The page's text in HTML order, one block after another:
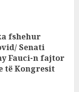
fshehur
Senati
Fauci-n fajtor
të Kongresit